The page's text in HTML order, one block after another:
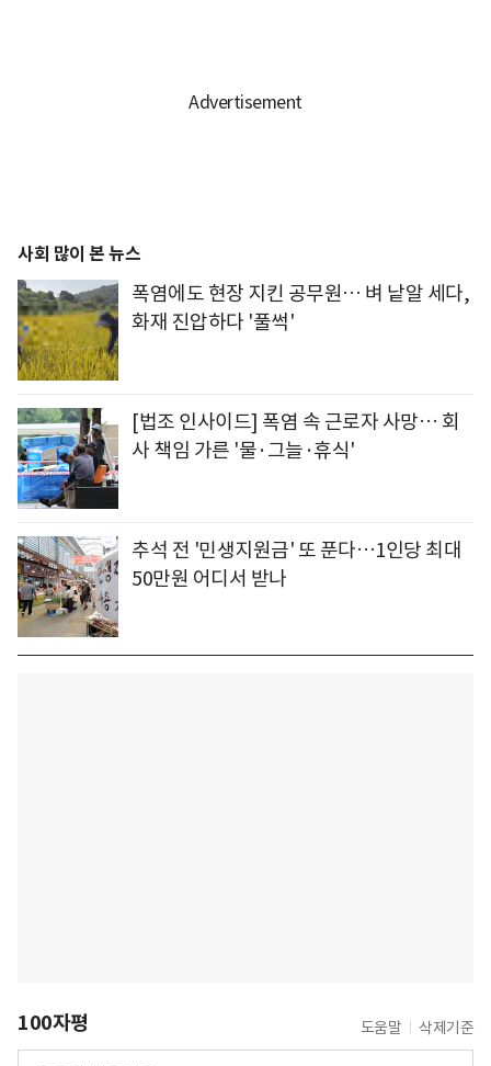
사회 많이 본 뉴스
폭염에도 현장 지킨 공무원… 벼 낱알 세다,
화재 진압하다 '풀썩'
[법조 인사이드] 폭염 속 근로자 사망… 회
사 책임 가른 '물·그늘·휴식'
추석 전 '민생지원금' 또 푼다…1인당 최대
50만원 어디서 받나
100자평 도움말 삭제기준